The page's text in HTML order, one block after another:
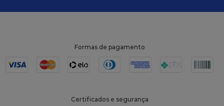
Formas de pagamento
Certificados e segurança